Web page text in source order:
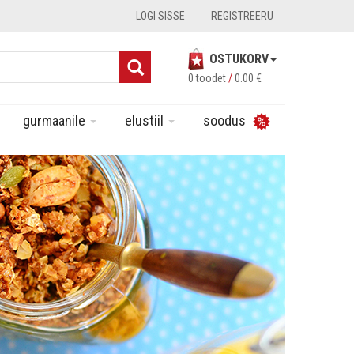
LOGI SISSE REGISTREERU
OSTUKORV
0 toodet/0.00 €
gurmaanile elustiil soodus